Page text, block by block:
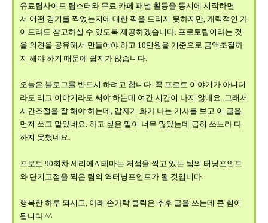
유료팁사이트 팁스터와 무료 카페 패널 활동을 동시에 시작하면
서 어떤 경기를 찍었는지에 대한 픽을 드리지 못하지만, 개략적인 가
이드라도 참고하실 수 있도록 제공하겠습니다. 프로토팁이라는 것
을 의견을 공유해서 만들어야 하고 10만원을 기준으로 금액조절까
지 해야 하기 때문에 쉽지가 않습니다.
오늘은 블로그를 반드시 하려고 합니다. 꼭 프로토 이야기가 아니더
라도 리그 이야기라도 써야 하는데 여간 시간이 나지 않네요. 그래서
시간조절을 잘 해야 하는데, 갑자기 화가 나는 기사를 보고 이 글을
먼저 쓰고 말았네요. 하고 싶은 말이 너무 많았는데 급히 쓰느라 다
하지 못했네요.
프로토 90회차 세리에A 테마는 저점을 찍고 있는 팀의 터닝포인트
와 단기고점을 찍은 팀의 역터닝포인트가 될 것입니다.
행복한 하루 되시고, 아래 손가락 클릭은 추후 글을 쓰는데 큰 힘이
됩니다 ^^